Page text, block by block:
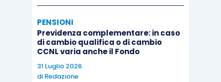
PENSIONI
Previdenza complementare: in caso
di cambio qualifica o di cambio
CCNL varia anche il Fondo
31 Luglio 2026
di Redazione